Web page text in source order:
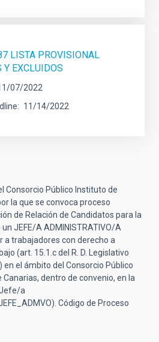
LISTA PROVISIONAL
EXCLUIDOS
07/2022
11/14/2022
Consorcio Público Instituto de
la que se convoca proceso
de Relación de Candidatos para la
JEFE/A ADMINISTRATIVO/A
a trabajadores con derecho a
(art. 15.1.c del R. D. Legislativo
el ámbito del Consorcio Público
dentro de convenio, en la
a
Código de Proceso